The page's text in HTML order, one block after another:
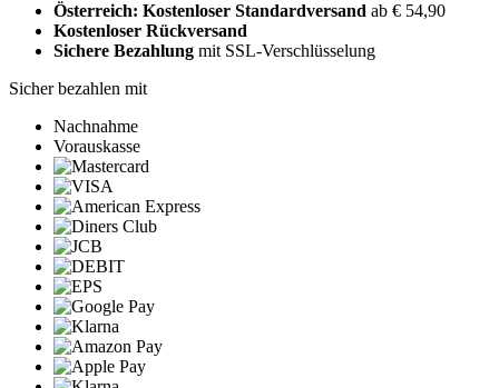
Österreich: Kostenloser Standardversand ab € 54,90
Kostenloser Rückversand
Sichere Bezahlung mit SSL-Verschlüsselung
Sicher bezahlen mit
Nachnahme
Vorauskasse